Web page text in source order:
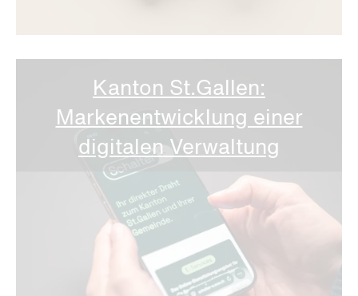
Kanton St.Gallen:
Markenentwicklung einer
digitalen Verwaltung